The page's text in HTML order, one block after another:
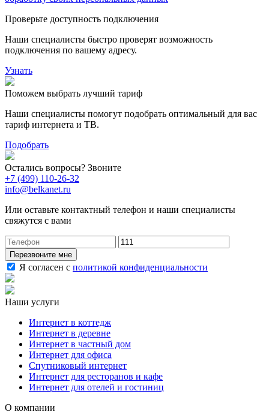
Проверьте доступность подключения
Наши специалисты быстро проверят возможность
подключения по вашему адресу.
Узнать
Поможем выбрать лучший тариф
Наши специалисты помогут подобрать оптимальный для вас
тариф интернета и ТВ.
Подобрать
Остались вопросы? Звоните
+7 (499) 110-26-32
info@belkanet.ru
Или оставьте контактный телефон и наши специалисты
свяжутся с вами
Перезвоните мне
Я согласен с политикой конфиденциальности
Наши услуги
Интернет в коттедж
Интернет в деревне
Интернет в частный дом
Интернет для офиса
Спутниковый интернет
Интернет для ресторанов и кафе
Интернет для отелей и гостиниц
О компании